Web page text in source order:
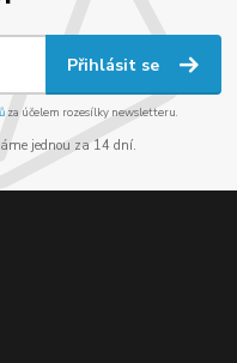
Přihlásit se
za účelem rozesílky newsletteru.
jednou za 14 dní.